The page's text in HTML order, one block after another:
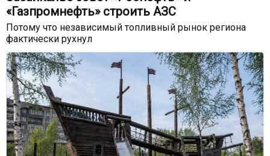
«Газпромнефть» строить АЗС
Потому что независимый топливный рынок региона
фактически рухнул